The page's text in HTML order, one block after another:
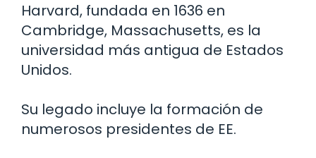
Harvard, fundada en 1636 en
Cambridge, Massachusetts, es la
universidad más antigua de Estados
Unidos.
Su legado incluye la formación de
numerosos presidentes de EE.